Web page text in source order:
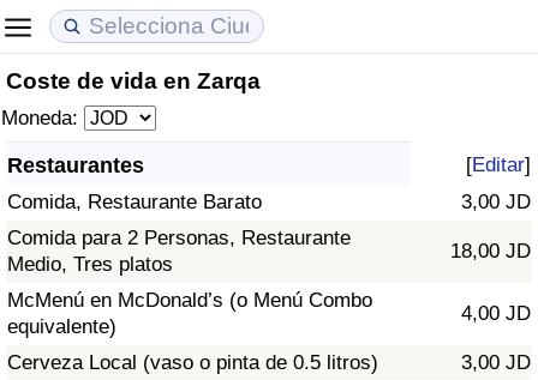
Coste de vida en Zarqa
Moneda:
Restaurantes [Editar]
Comida, Restaurante Barato
3,00 JD
Comida para 2 Personas, Restaurante
Medio, Tres platos
18,00 JD
McMenú en McDonald’s (o Menú Combo
equivalente)
4,00 JD
Cerveza Local (vaso o pinta de 0.5 litros)
3,00 JD
Coste de vida
Índice de Costo de Vida
Índice de costo de vida por país
en aqaba
Precios de las propiedades
Índice de Precios de Inmuebles
Índice de Precios de Inmuebles por País
Calidad de Vida
Índice de Calidad de Vida (Actual)
Índice de calidad de vida por país
Delincuencia